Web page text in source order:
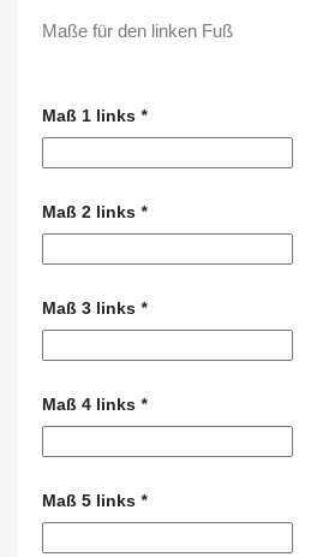
Maße für den linken Fuß
Maß 1 links *
Maß 2 links *
Maß 3 links *
Maß 4 links *
Maß 5 links *